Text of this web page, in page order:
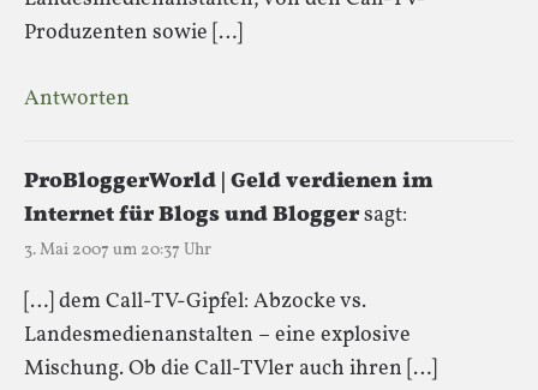
Produzenten sowie […]
Antworten
ProBloggerWorld | Geld verdienen im
Internet für Blogs und Bloggersagt:
3. Mai 2007 um 20:37 Uhr
[…] dem Call-TV-Gipfel: Abzocke vs.
Landesmedienanstalten – eine explosive
Mischung. Ob die Call-TVler auch ihren […]